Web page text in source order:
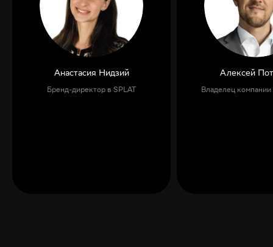
Алексей Потапов
Владелец компании Bellehome
Игорь
Директора по